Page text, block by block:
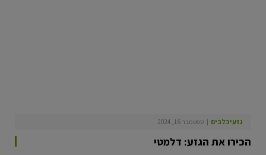
גזעי כלבים ספטמבר 16, 2024
הכירו את הגזע: דלמטי